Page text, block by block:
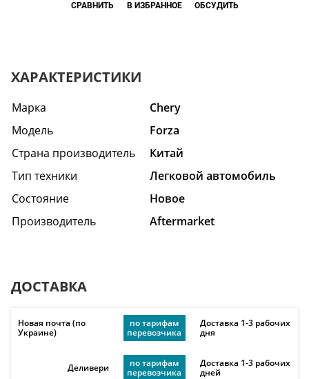
В ИЗБРАННОЕ
СРАВНИТЬ ОБСУДИТЬ
ХАРАКТЕРИСТИКИ
Марка
Chery
Модель
Forza
Страна производитель
Китай
Тип техники
Легковой автомобиль
Состояние
Hовое
Производитель
Aftermarket
ДОСТАВКА
Новая почта (по
Украине)
по тарифам
перевозчика
Доставка 1-3 рабочих
дня
Деливери
по тарифам
перевозчика
Доставка 1-3 рабочих
дней